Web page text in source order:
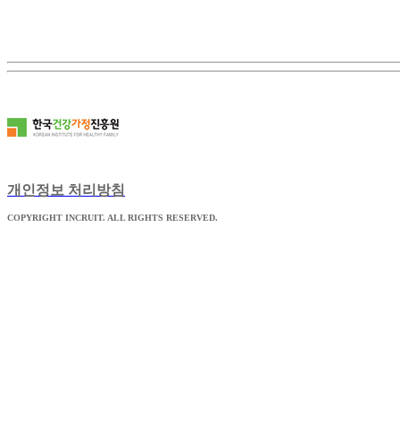
개인정보 처리방침
COPYRIGHT INCRUIT. ALL RIGHTS RESERVED.